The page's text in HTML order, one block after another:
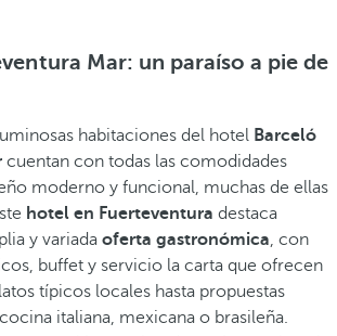
Mar: un paraíso a pie de
habitaciones del hotel Barceló
cuentan con todas las comodidades
moderno y funcional, muchas de ellas
hotel en Fuerteventura destaca
y variada oferta gastronómica, con
buffet y servicio la carta que ofrecen
típicos locales hasta propuestas
italiana, mexicana o brasileña.